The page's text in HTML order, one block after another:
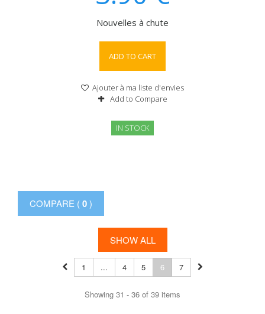
Nouvelles à chute
ADD TO CART
Ajouter à ma liste d'envies
Add to Compare
IN STOCK
COMPARE ( 0)
SHOW ALL
1 ... 4 5 6 7
Showing 31 - 36 of 39 items